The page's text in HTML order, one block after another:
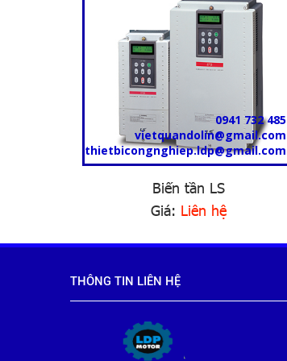
0941 732 485
vietquandolin@gmail.com
thietbicongnghiep.ldp@gmail.com
Biến tần LS
Giá: Liên hệ
THÔNG TIN LIÊN HỆ